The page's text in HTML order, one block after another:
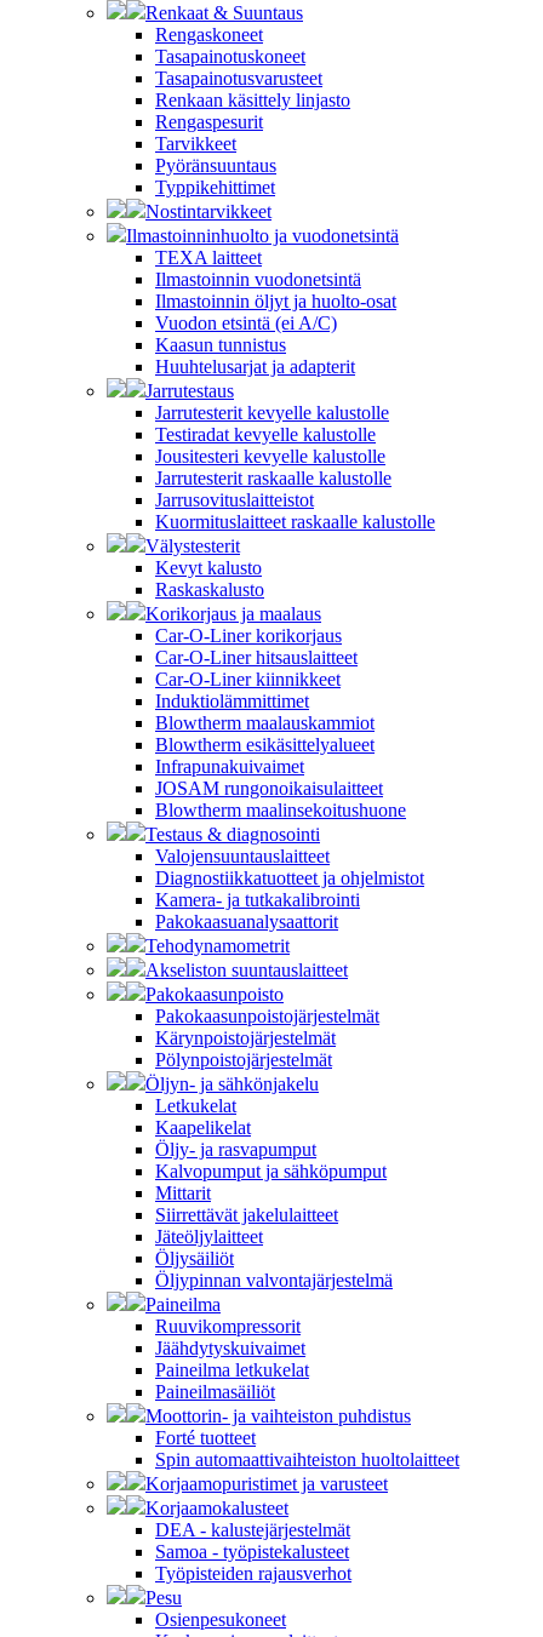
Renkaat & Suuntaus
Rengaskoneet
Tasapainotuskoneet
Tasapainotusvarusteet
Renkaan käsittely linjasto
Rengaspesurit
Tarvikkeet
Pyöränsuuntaus
Typpikehittimet
Nostintarvikkeet
Ilmastoinninhuolto ja vuodonetsintä
TEXA laitteet
Ilmastoinnin vuodonetsintä
Ilmastoinnin öljyt ja huolto-osat
Vuodon etsintä (ei A/C)
Kaasun tunnistus
Huuhtelusarjat ja adapterit
Jarrutestaus
Jarrutesterit kevyelle kalustolle
Testiradat kevyelle kalustolle
Jousitesteri kevyelle kalustolle
Jarrutesterit raskaalle kalustolle
Jarrusovituslaitteistot
Kuormituslaitteet raskaalle kalustolle
Välystesterit
Kevyt kalusto
Raskaskalusto
Korikorjaus ja maalaus
Car-O-Liner korikorjaus
Car-O-Liner hitsauslaitteet
Car-O-Liner kiinnikkeet
Induktiolämmittimet
Blowtherm maalauskammiot
Blowtherm esikäsittelyalueet
Infrapunakuivaimet
JOSAM rungonoikaisulaitteet
Blowtherm maalinsekoitushuone
Testaus & diagnosointi
Valojensuuntauslaitteet
Diagnostiikkatuotteet ja ohjelmistot
Kamera- ja tutkakalibrointi
Pakokaasuanalysaattorit
Tehodynamometrit
Akseliston suuntauslaitteet
Pakokaasunpoisto
Pakokaasunpoistojärjestelmät
Kärynpoistojärjestelmät
Pölynpoistojärjestelmät
Öljyn- ja sähkönjakelu
Letkukelat
Kaapelikelat
Öljy- ja rasvapumput
Kalvopumput ja sähköpumput
Mittarit
Siirrettävät jakelulaitteet
Jäteöljylaitteet
Öljysäiliöt
Öljypinnan valvontajärjestelmä
Paineilma
Ruuvikompressorit
Jäähdytyskuivaimet
Paineilma letkukelat
Paineilmasäiliöt
Moottorin- ja vaihteiston puhdistus
Forté tuotteet
Spin automaattivaihteiston huoltolaitteet
Korjaamopuristimet ja varusteet
Korjaamokalusteet
DEA - kalustejärjestelmät
Samoa - työpistekalusteet
Työpisteiden rajausverhot
Pesu
Osienpesukoneet